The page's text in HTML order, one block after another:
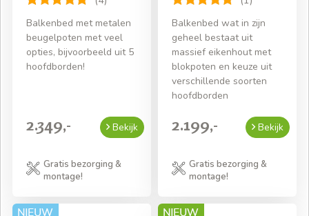
Balkenbed met metalen
beugelpoten met veel
opties, bijvoorbeeld uit 5
hoofdborden!
2.349,- Bekijk
Gratis bezorging &
montage!
Balkenbed wat in zijn
geheel bestaat uit
massief eikenhout met
blokpoten en keuze uit
verschillende soorten
hoofdborden
2.199,- Bekijk
Gratis bezorging &
montage!